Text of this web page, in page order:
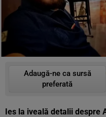
Adaugă-ne ca sursă
preferată
Ies la iveală detalii despre